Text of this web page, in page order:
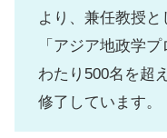
より、兼任教授
「アジア地政学
わたり500名を超
修了しています。